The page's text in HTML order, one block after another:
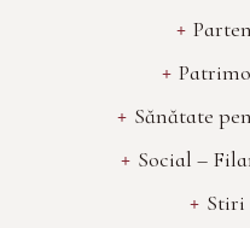
Sănătate
Social –
Stiri